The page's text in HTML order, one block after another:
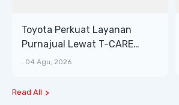
Toyota Perkuat Layanan
Purnajual Lewat T-CARE
XTRA, Manfaat Lebih Besar
. 04 Agu, 2026
Read All